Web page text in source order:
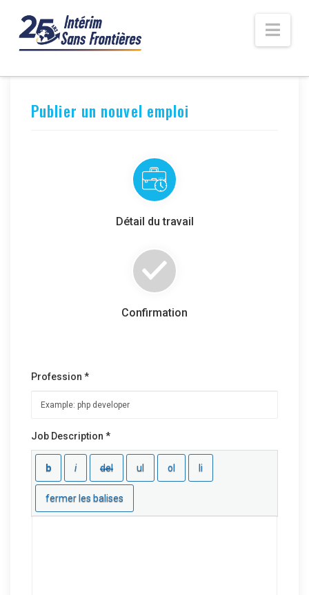
Publier un nouvel emploi
Détail du travail
Confirmation
Profession *
Job Description *